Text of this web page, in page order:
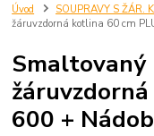
Úvod SOUPRAVY S ŽÁR.
žáruvzdorná kotlina 60 cm
Smaltovaný
600 +